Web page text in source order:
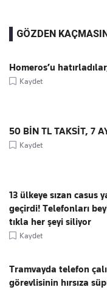
GÖZDEN KAÇMASIN
Homeros’u
Kaydet
50 BİN TL TAKSİT, 7
Kaydet
13 ülkeye sızan casus
geçirdi! Telefonları
tıkla her şeyi siliyor
Kaydet
Tramvayda telefon
görevlisinin hırsıza